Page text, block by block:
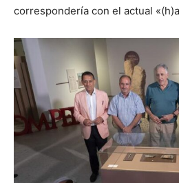
correspondería con el actual